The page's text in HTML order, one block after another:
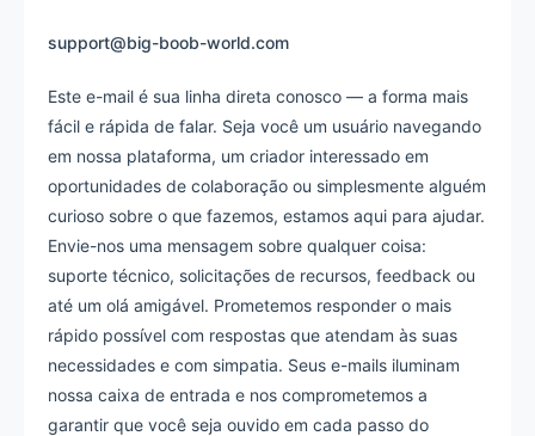
support@big-boob-world.com
Este e-mail é sua linha direta conosco — a forma mais
fácil e rápida de falar. Seja você um usuário navegando
em nossa plataforma, um criador interessado em
oportunidades de colaboração ou simplesmente alguém
curioso sobre o que fazemos, estamos aqui para ajudar.
Envie-nos uma mensagem sobre qualquer coisa:
suporte técnico, solicitações de recursos, feedback ou
até um olá amigável. Prometemos responder o mais
rápido possível com respostas que atendam às suas
necessidades e com simpatia. Seus e-mails iluminam
nossa caixa de entrada e nos comprometemos a
garantir que você seja ouvido em cada passo do